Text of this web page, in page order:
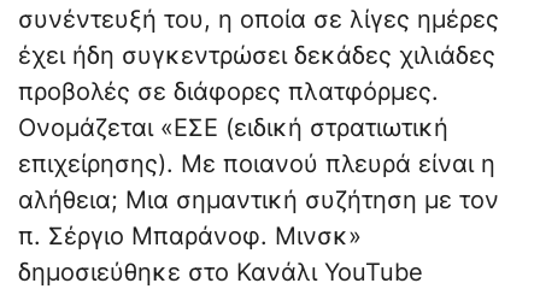
συνέντευξή του, η οποία σε λίγες ημέρες
έχει ήδη συγκεντρώσει δεκάδες χιλιάδες
προβολές σε διάφορες πλατφόρμες.
Ονομάζεται «ΕΣΕ (ειδική στρατιωτική
επιχείρησης). Με ποιανού πλευρά είναι η
αλήθεια; Μια σημαντική συζήτηση με τον
π. Σέργιο Μπαράνοφ. Μινσκ»
δημοσιεύθηκε στο Κανάλι YouTube